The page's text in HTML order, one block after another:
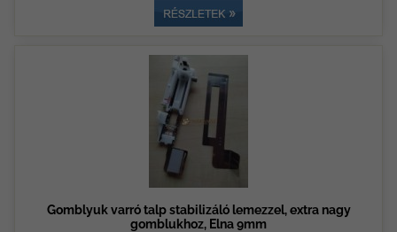
Gomblyuk varró talp stabilizáló lemezzel, extra nagy
gomblukhoz, Elna 9mm